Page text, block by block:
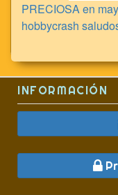
PRECIOSA en
hobbycrash
INFORMACIÓN